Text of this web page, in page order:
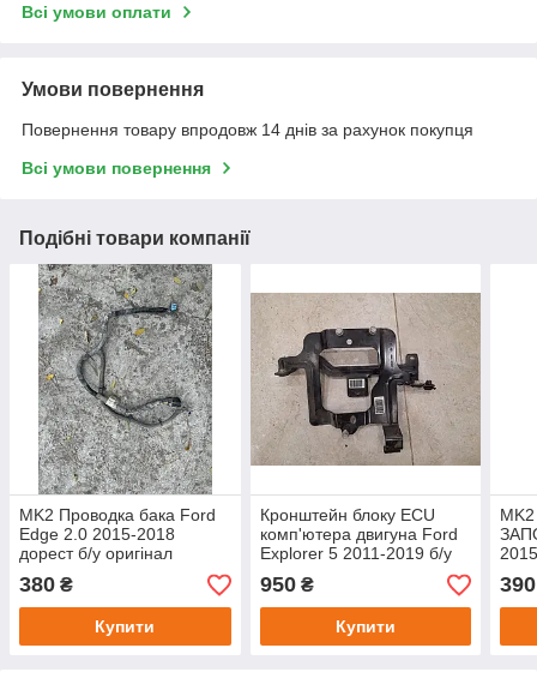
Всі умови оплати
Умови повернення
Повернення товару впродовж 14 днів за рахунок покупця
Всі умови повернення
Подібні товари компанії
MK2 Проводка бака Ford
Edge 2.0 2015-2018
дорест б/у оригінал
F2GT14A069GE
380 ₴
Купити
Кронштейн блоку ECU
комп'ютера двигуна Ford
Explorer 5 2011-2019 б/у
оригінал DB5A-12A692-BC
950₴
Купити
390